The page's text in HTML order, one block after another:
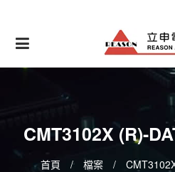
content
CMT3102X (R)-
首頁 / 檔案 /